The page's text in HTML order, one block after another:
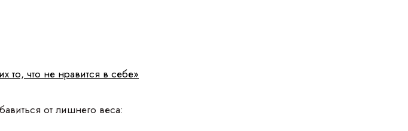
то, что не нравится в себе»
от лишнего веса: